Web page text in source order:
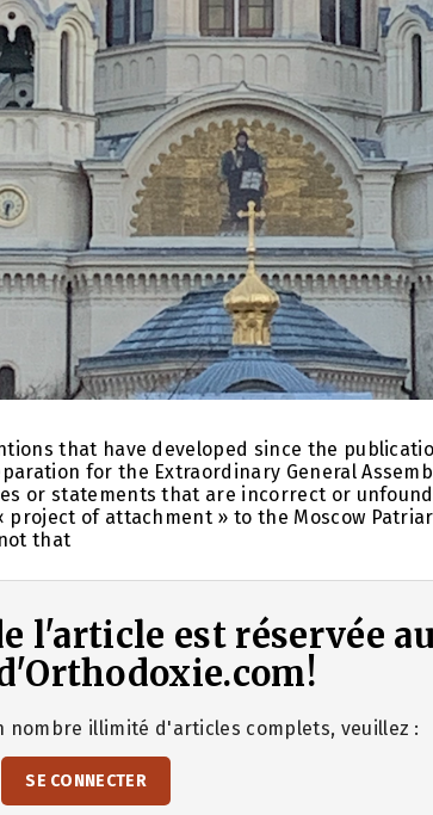
that have developed since the
for the Extraordinary General
or statements that are incorrect or
project of attachment » to the Moscow
that
l'article est réservée
nombre illimité d'articles complets, veuillez :
SE CONNECTER